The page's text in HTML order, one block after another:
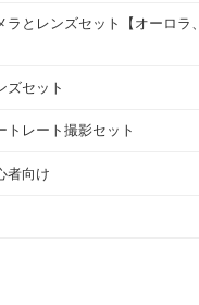
ラとレンズセット【オーロラ、
ズセット
トレート撮影セット
者向け